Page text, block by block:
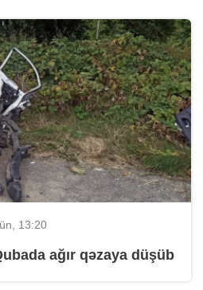
13:20
ağır qəzaya düşüb